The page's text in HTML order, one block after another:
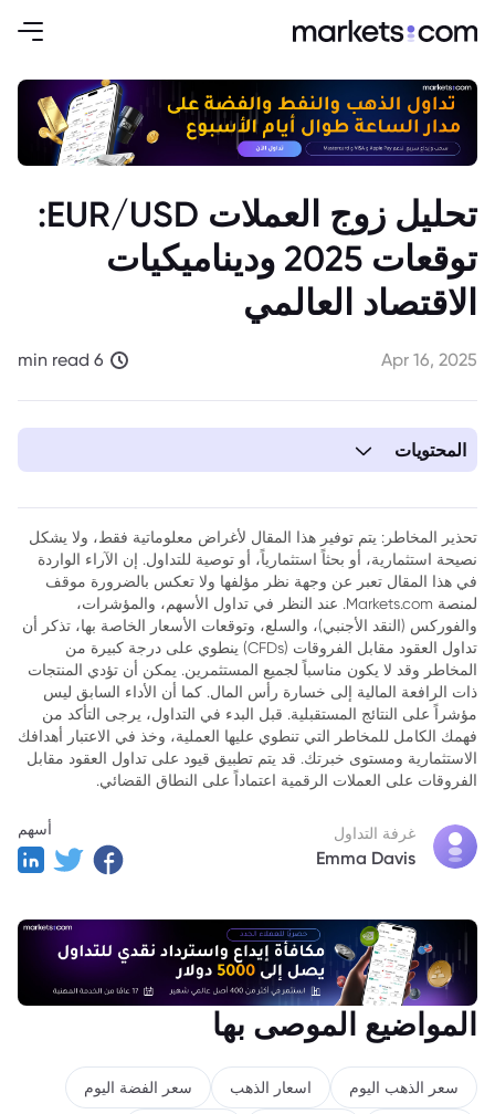
تحليل زوج العملات EUR/USD:
توقعات 2025 وديناميكيات
الاقتصاد العالمي
Apr 16, 2025
6 min read
المحتويات
تحذير المخاطر: يتم توفير هذا المقال لأغراض معلوماتية فقط، ولا يشكل
نصيحة استثمارية، أو بحثاً استثمارياً، أو توصية للتداول. إن الآراء الواردة
في هذا المقال تعبر عن وجهة نظر مؤلفها ولا تعكس بالضرورة موقف
لمنصة Markets.com. عند النظر في تداول الأسهم، والمؤشرات،
والفوركس (النقد الأجنبي)، والسلع، وتوقعات الأسعار الخاصة بها، تذكر أن
تداول العقود مقابل الفروقات (CFDs) ينطوي على درجة كبيرة من
المخاطر وقد لا يكون مناسباً لجميع المستثمرين. يمكن أن تؤدي المنتجات
ذات الرافعة المالية إلى خسارة رأس المال. كما أن الأداء السابق ليس
مؤشراً على النتائج المستقبلية. قبل البدء في التداول، يرجى التأكد من
فهمك الكامل للمخاطر التي تنطوي عليها العملية، وخذ في الاعتبار أهدافك
الاستثمارية ومستوى خبرتك. قد يتم تطبيق قيود على تداول العقود مقابل
الفروقات على العملات الرقمية اعتماداً على النطاق القضائي.
غرفة التداول
Emma Davis
أسهم
المواضيع الموصى بها
سعر الذهب اليوم اسعار الذهب سعر الفضة اليوم